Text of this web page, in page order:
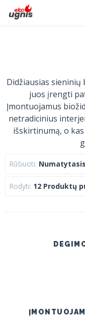
Didžiausias
juos įrengti
Įmontuojamus
netradicinius
išskirtinumą, o
Rūšiuoti: Numatytasis
Rodyti: 12 Produktų